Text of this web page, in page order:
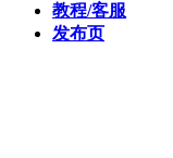
教程/客服
发布页